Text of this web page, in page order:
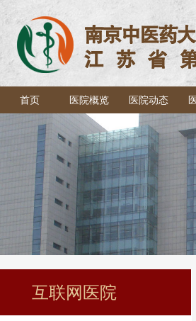
首页 医院概览 医院动态
互联网医院